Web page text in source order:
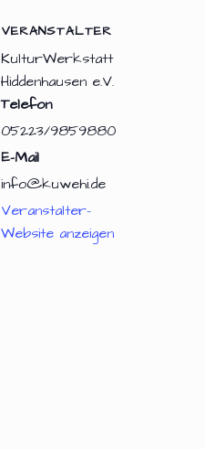
VERANSTALTER
KulturWerkstatt
Hiddenhausen e.V.
Telefon
05223/9859880
E-Mail
info@kuwehi.de
Veranstalter-
Website anzeigen